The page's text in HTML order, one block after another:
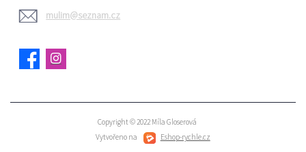
mulim@seznam.cz
Copyright © 2022 Míla Gloserová
Vytvořeno na
Eshop-rychle.cz